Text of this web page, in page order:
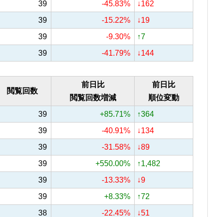
39 -45.83%
↓162
39
-15.22%
↓19
39
-9.30%
↑7
39
-41.79% ↓144
閲覧回数
前日比
閲覧回数増減
前日比
順位変動
39
+85.71%
↑364
39
-40.91%
↓134
39
-31.58%
↓89
39
+550.00%
↑1,482
39
-13.33%
↓9
39
+8.33%
↑72
38
-22.45% ↓51